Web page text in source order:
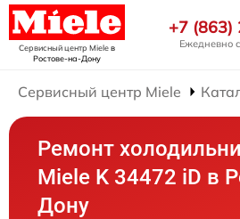
Сервисный центр Mieleв
Ростове-на-Дону
+7
Ежедневно
Сервисный центр Miele
Ремонт
Miele K 34472 iD в
Дону